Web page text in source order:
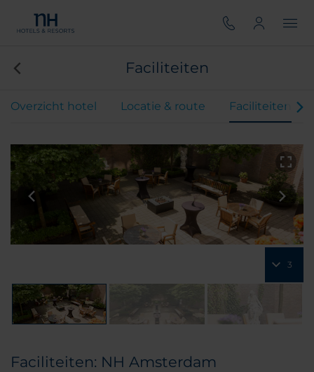
Faciliteiten
Overzicht hotel Locatie & route Faciliteiten
3
Faciliteiten: NH Amsterdam